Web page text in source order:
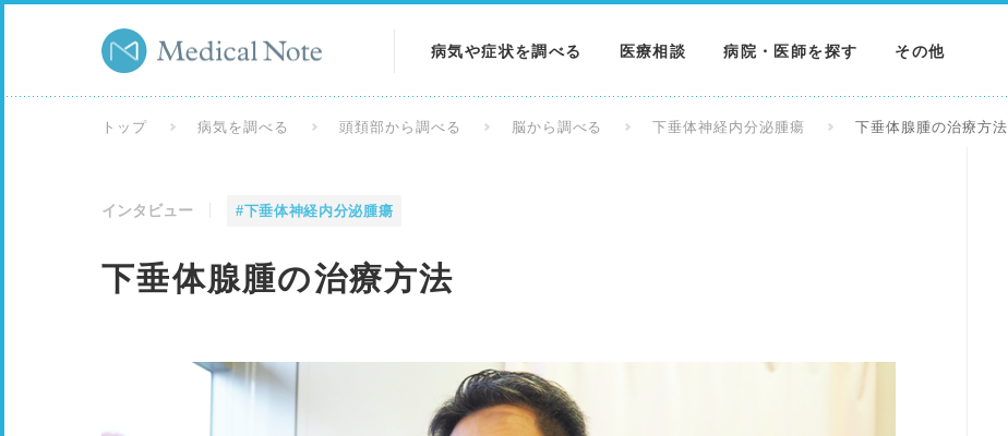
病気や症状を調べる 医療相談 病院・医師を探す その他
トップ 病気を調べる 頭頚部から調べる 脳から調べる 下垂体神経内分泌腫瘍 下垂体腺腫の治療方法
インタビュー #下垂体神経内分泌腫瘍
下垂体腺腫の治療方法